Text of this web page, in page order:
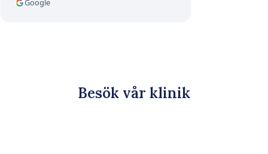
Google
Besök vår klinik